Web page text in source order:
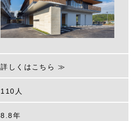
詳しくはこちら ≫
110人
8.8年